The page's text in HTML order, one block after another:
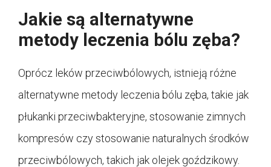
Jakie są alternatywne
metody leczenia bólu zęba?
Oprócz leków przeciwbólowych, istnieją różne
alternatywne metody leczenia bólu zęba, takie jak
płukanki przeciwbakteryjne, stosowanie zimnych
kompresów czy stosowanie naturalnych środków
przeciwbólowych, takich jak olejek goździkowy.